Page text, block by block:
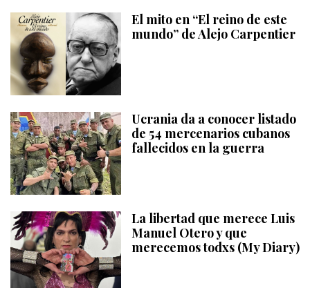
El mito en “El reino de este
mundo” de Alejo Carpentier
Ucrania da a conocer listado
de 54 mercenarios cubanos
fallecidos en la guerra
La libertad que merece Luis
Manuel Otero y que
merecemos todxs (My Diary)